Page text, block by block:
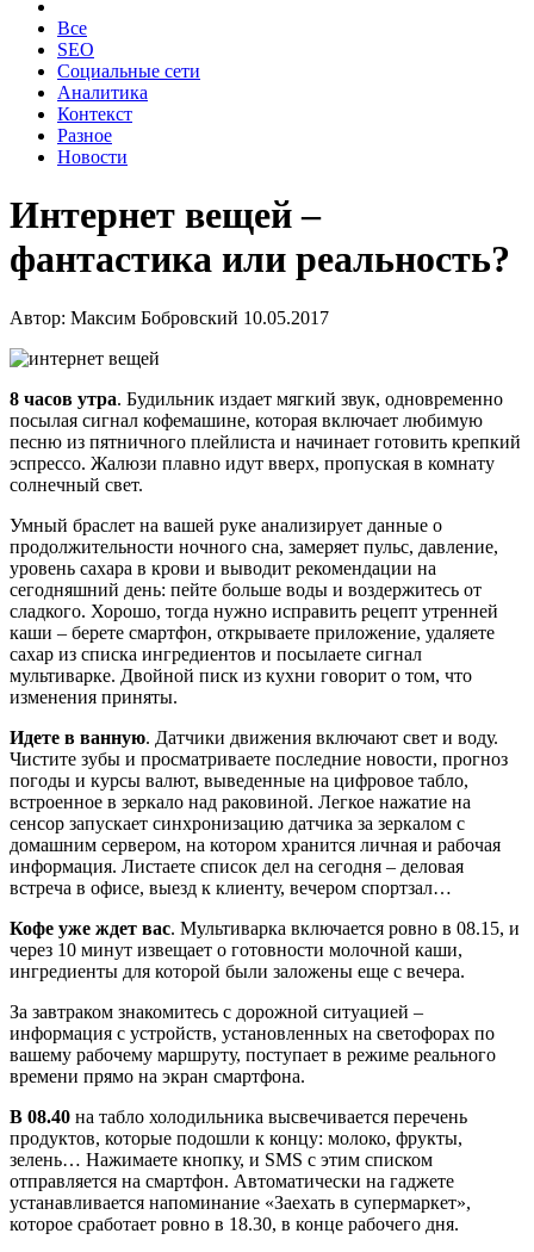
Все
SEO
Социальные сети
Аналитика
Контекст
Разное
Новости
Интернет вещей –
фантастика или реальность?
Автор: Максим Бобровский 10.05.2017
8 часов утра. Будильник издает мягкий звук, одновременно
посылая сигнал кофемашине, которая включает любимую
песню из пятничного плейлиста и начинает готовить крепкий
эспрессо. Жалюзи плавно идут вверх, пропуская в комнату
солнечный свет.
Умный браслет на вашей руке анализирует данные о
продолжительности ночного сна, замеряет пульс, давление,
уровень сахара в крови и выводит рекомендации на
сегодняшний день: пейте больше воды и воздержитесь от
сладкого. Хорошо, тогда нужно исправить рецепт утренней
каши – берете смартфон, открываете приложение, удаляете
сахар из списка ингредиентов и посылаете сигнал
мультиварке. Двойной писк из кухни говорит о том, что
изменения приняты.
Идете в ванную. Датчики движения включают свет и воду.
Чистите зубы и просматриваете последние новости, прогноз
погоды и курсы валют, выведенные на цифровое табло,
встроенное в зеркало над раковиной. Легкое нажатие на
сенсор запускает синхронизацию датчика за зеркалом с
домашним сервером, на котором хранится личная и рабочая
информация. Листаете список дел на сегодня – деловая
встреча в офисе, выезд к клиенту, вечером спортзал…
Кофе уже ждет вас. Мультиварка включается ровно в 08.15, и
через 10 минут извещает о готовности молочной каши,
ингредиенты для которой были заложены еще с вечера.
За завтраком знакомитесь с дорожной ситуацией –
информация с устройств, установленных на светофорах по
вашему рабочему маршруту, поступает в режиме реального
времени прямо на экран смартфона.
В 08.40 на табло холодильника высвечивается перечень
продуктов, которые подошли к концу: молоко, фрукты,
зелень… Нажимаете кнопку, и SMS с этим списком
отправляется на смартфон. Автоматически на гаджете
устанавливается напоминание «Заехать в супермаркет»,
которое сработает ровно в 18.30, в конце рабочего дня.